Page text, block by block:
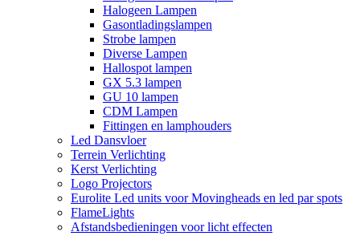
Halogeen Lampen
Gasontladingslampen
Strobe lampen
Diverse Lampen
Hallospot lampen
GX 5.3 lampen
GU 10 lampen
CDM Lampen
Fittingen en lamphouders
Led Dansvloer
Terrein Verlichting
Kerst Verlichting
Logo Projectors
Eurolite Led units voor Movingheads en led par spots
FlameLights
Afstandsbedieningen voor licht effecten